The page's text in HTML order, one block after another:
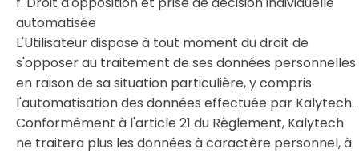
automatisée
L'Utilisateur dispose à tout moment du droit de
s'opposer au traitement de ses données personnelles
en raison de sa situation particulière, y compris
l'automatisation des données effectuée par Kalytech.
Conformément à l'article 21 du Règlement, Kalytech
ne traitera plus les données à caractère personnel, à